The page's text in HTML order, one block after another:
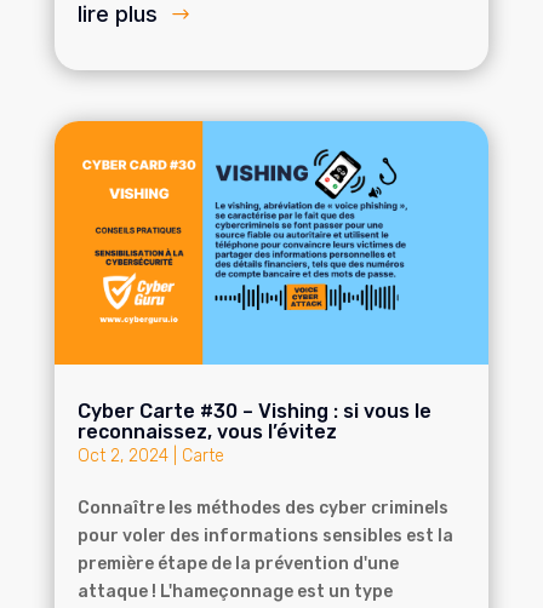
lire plus
Cyber Carte #30 – Vishing : si vous le
reconnaissez, vous l’évitez
Oct 2, 2024| Carte
Connaître les méthodes des cyber criminels
pour voler des informations sensibles est la
première étape de la prévention d'une
attaque ! L'hameçonnage est un type